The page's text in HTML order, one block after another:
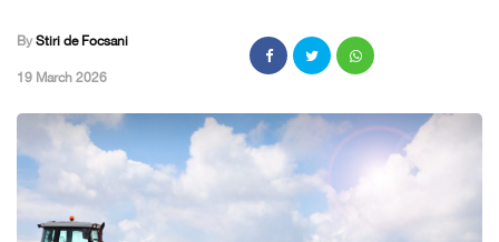
By Stiri de Focsani
,19 March 2026